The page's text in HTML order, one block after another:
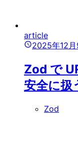
article
2025年12月
Zod で
安全に扱
Zod